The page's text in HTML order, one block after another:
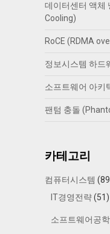
데이터센터 액체
Cooling)
RoCE (RDMA
정보시스템 하드
소프트웨어 아키
팬텀 충돌
카테고리
컴퓨터시스템
IT경영전략(51)
소프트웨어공학